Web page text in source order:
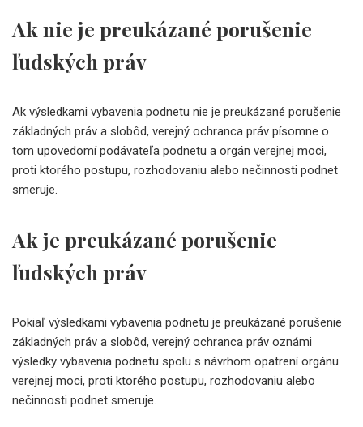
Ak nie je preukázané porušenie
ľudských práv
Ak výsledkami vybavenia podnetu nie je preukázané porušenie
základných práv a slobôd, verejný ochranca práv písomne o
tom upovedomí podávateľa podnetu a orgán verejnej moci,
proti ktorého postupu, rozhodovaniu alebo nečinnosti podnet
smeruje.
Ak je preukázané porušenie
ľudských práv
Pokiaľ výsledkami vybavenia podnetu je preukázané porušenie
základných práv a slobôd, verejný ochranca práv oznámi
výsledky vybavenia podnetu spolu s návrhom opatrení orgánu
verejnej moci, proti ktorého postupu, rozhodovaniu alebo
nečinnosti podnet smeruje.